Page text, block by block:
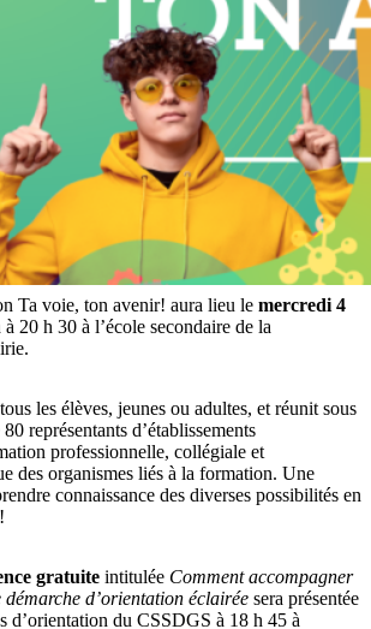
Ta voie, ton avenir! aura lieu le mercredi 4
à 20 h 30 à l’école secondaire de la
les élèves, jeunes ou adultes, et réunit sous
représentants d’établissements
professionnelle, collégiale et
des organismes liés à la formation. Une
connaissance des diverses possibilités en
gratuite intitulée Comment accompagner
d’orientation éclairée sera présentée
d’orientation du CSSDGS à 18 h 45 à